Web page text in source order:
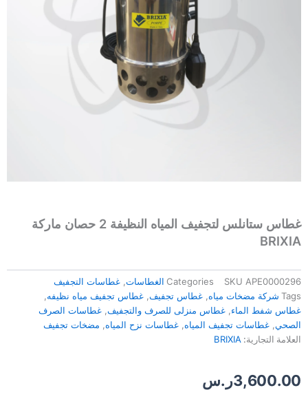
غطاس ستانلس لتجفيف المياه النظيفة 2 حصان ماركة
BRIXIA
SKU APE0000296
Categories الغطاسات, غطاسات التجفيف
Tags شركة مضخات مياه, غطاس تجفيف, غطاس تجفيف مياه نظيفه,
غطاس شفط الماء, غطاس منزلى للصرف والتجفيف, غطاسات الصرف
الصحي, غطاسات تجفيف المياه, غطاسات نزح المياه, مضخات تجفيف
العلامة التجارية: BRIXIA
3,600.00ر.س